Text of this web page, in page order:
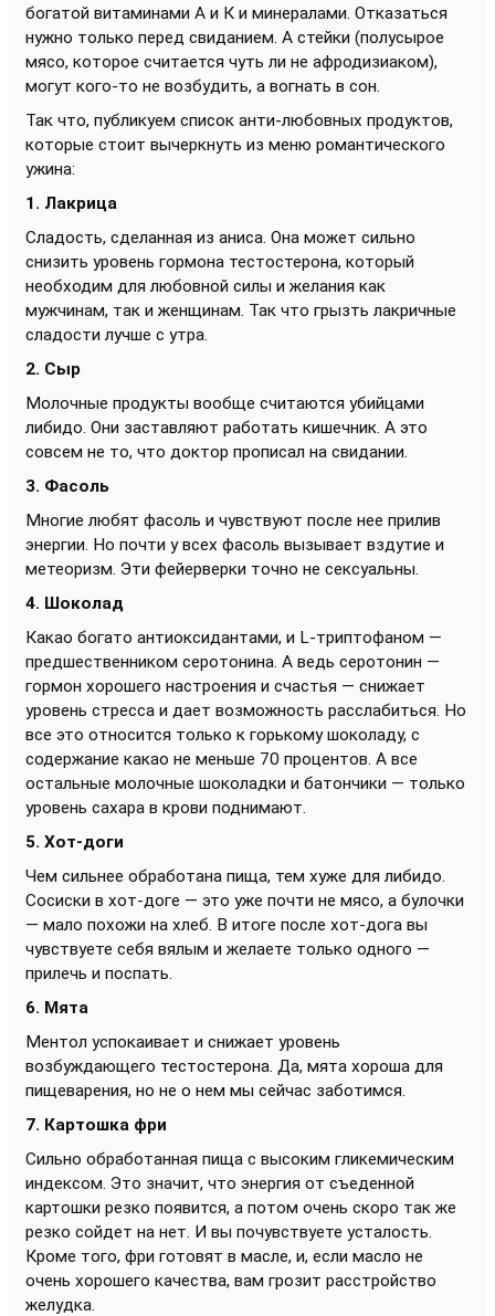
богатой витаминами А и К и минералами. Отказаться
нужно только перед свиданием. А стейки (полусырое
мясо, которое считается чуть ли не афродизиаком),
могут кого-то не возбудить, а вогнать в сон.
Так что, публикуем список анти-любовных продуктов,
которые стоит вычеркнуть из меню романтического
ужина:
1. Лакрица
Сладость, сделанная из аниса. Она может сильно
снизить уровень гормона тестостерона, который
необходим для любовной силы и желания как
мужчинам, так и женщинам. Так что грызть лакричные
сладости лучше с утра.
2. Сыр
Молочные продукты вообще считаются убийцами
либидо. Они заставляют работать кишечник. А это
совсем не то, что доктор прописал на свидании.
3. Фасоль
Многие любят фасоль и чувствуют после нее прилив
энергии. Но почти у всех фасоль вызывает вздутие и
метеоризм. Эти фейерверки точно не сексуальны.
4. Шоколад
Какао богато антиоксидантами, и L-триптофаном —
предшественником серотонина. А ведь серотонин —
гормон хорошего настроения и счастья — снижает
уровень стресса и дает возможность расслабиться. Но
все это относится только к горькому шоколаду, с
содержание какао не меньше 70 процентов. А все
остальные молочные шоколадки и батончики — только
уровень сахара в крови поднимают.
5. Хот-доги
Чем сильнее обработана пища, тем хуже для либидо.
Сосиски в хот-доге — это уже почти не мясо, а булочки
— мало похожи на хлеб. В итоге после хот-дога вы
чувствуете себя вялым и желаете только одного —
прилечь и поспать.
6. Мята
Ментол успокаивает и снижает уровень
возбуждающего тестостерона. Да, мята хороша для
пищеварения, но не о нем мы сейчас заботимся.
7. Картошка фри
Сильно обработанная пища с высоким гликемическим
индексом. Это значит, что энергия от съеденной
картошки резко появится, а потом очень скоро так же
резко сойдет на нет. И вы почувствуете усталость.
Кроме того, фри готовят в масле, и, если масло не
очень хорошего качества, вам грозит расстройство
желудка.